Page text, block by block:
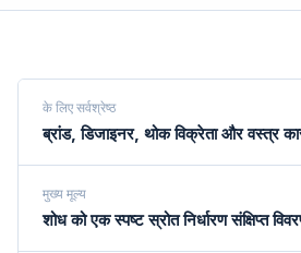
के लिए सर्वश्रेष्ठ
ब्रांड, डिजाइनर, थोक विक्रेता और वस्त्र
मुख्य मूल्य
शोध को एक स्पष्ट स्रोत निर्धारण संक्षिप्त